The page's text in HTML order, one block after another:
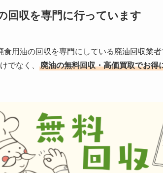
回収を専門に行っています
用油の回収を専門にしている廃油回収業者
でなく、
廃油の無料回収・高価買取でお得